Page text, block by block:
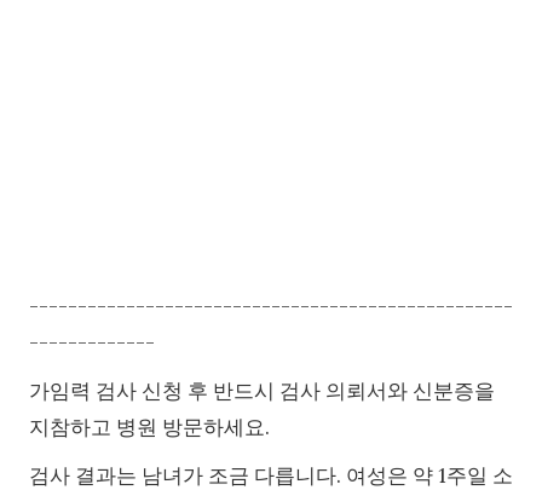
--------------------------------------------------
-------------
가임력 검사 신청 후 반드시 검사 의뢰서와 신분증을
지참하고 병원 방문하세요.
검사 결과는 남녀가 조금 다릅니다. 여성은 약 1주일 소